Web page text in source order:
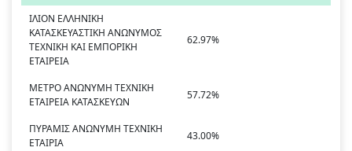
ΙΛΙΟΝ ΕΛΛΗΝΙΚΗ
ΚΑΤΑΣΚΕΥΑΣΤΙΚΗ ΑΝΩΝΥΜΟΣ
ΤΕΧΝΙΚΗ ΚΑΙ ΕΜΠΟΡΙΚΗ
ΕΤΑΙΡΕΙΑ
62.97%
ΜΕΤΡΟ ΑΝΩΝΥΜΗ ΤΕΧΝΙΚΗ
ΕΤΑΙΡΕΙΑ ΚΑΤΑΣΚΕΥΩΝ
57.72%
ΠΥΡΑΜΙΣ ΑΝΩΝΥΜΗ ΤΕΧΝΙΚΗ
ΕΤΑΙΡΙΑ
43.00%